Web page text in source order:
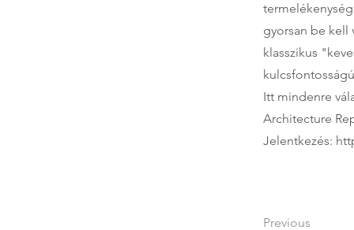
gyorsan be kell
klasszikus
Itt mindenre
Architecture
Jelentkezés:
Previous